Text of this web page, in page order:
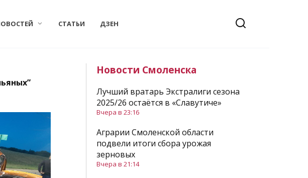
СТАТЬИ ДЗЕН
Новости Смоленска
Лучший вратарь Экстралиги сезона
2025/26 остаётся в «Славутиче»
Вчера в 23:16
Аграрии Смоленской области
подвели итоги сбора урожая
зерновых
Вчера в 21:14